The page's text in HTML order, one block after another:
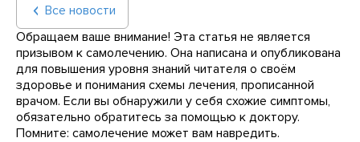
Все новости
Обращаем ваше внимание! Эта статья не является
призывом к самолечению. Она написана и опубликована
для повышения уровня знаний читателя о своём
здоровье и понимания схемы лечения, прописанной
врачом. Если вы обнаружили у себя схожие симптомы,
обязательно обратитесь за помощью к доктору.
Помните: самолечение может вам навредить.